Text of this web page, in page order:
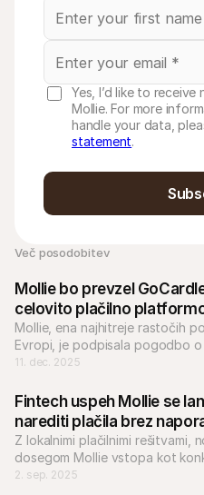
Yes, I’d like to
Mollie. For more
handle your data,
statement.
Več posodobitev
Mollie bo prevzel
celovito plačilno
Mollie, ena najhitreje rastočih
Evropi, je podpisala pogodbo
plačila GoCardless.
11. dec. 2025
Fintech uspeh Mollie se
narediti plačila brez
Z lokalnimi plačilnimi rešitvami,
dosegom Mollie vstopa kot
kot je Nets.
2. sep. 2025